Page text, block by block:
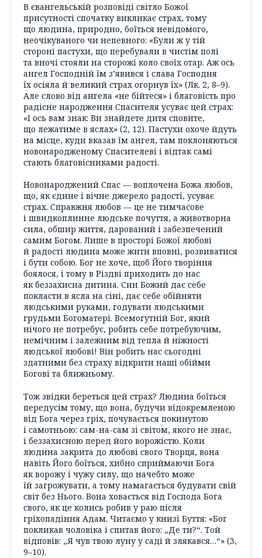
В євангельській розповіді світло Божої
присутності спочатку викликає страх, тому
що людина, природно, боїться невідомого,
неочікуваного чи непевного: «Були ж у тій
стороні пастухи, що перебували в чистім полі
та вночі стояли на сторожі коло своїх отар. Аж ось
ангел Господній їм з’явився і слава Господня
їх осіяла й великий страх огорнув їх» (Лк. 2, 8–9).
Але слово від ангела «не бійтеся» і благовість про
радісне народження Спасителя усуває цей страх:
«І ось вам знак: Ви знайдете дитя сповите,
що лежатиме в яслах» (2, 12). Пастухи охоче йдуть
на місце, куди вказав їм ангел, там поклоняються
новонародженому Спасителеві і відтак самі
стають благовісниками радості.
Новонароджений Спас — воплочена Божа любов,
що, як єдине і вічне джерело радості, усуває
страх. Справжня любов — це не тимчасове
і швидкоплинне людське почуття, а животворна
сила, обшир життя, дарований і забезпечений
самим Богом. Лише в просторі Божої любові
й радості людина може жити вповні, розвиватися
і бути собою. Бог не хоче, щоб Його творіння
боялося, і тому в Різдві приходить до нас
як беззахисна дитина. Син Божий дає себе
покласти в ясла на сіні, дає себе обійняти
людськими руками, годувати людськими
грудьми Богоматері. Всемогутній Бог, який
нічого не потребує, робить себе потребуючим,
немічним і залежним від тепла й ніжності
людської любові! Він робить нас сьогодні
здатними без страху відкрити наші обійми
Богові та ближньому.
Тож звідки береться цей страх? Людина боїться
передусім тому, що вона, будучи відокремленою
від Бога через гріх, почувається покинутою
і самотньою: сам-на-сам зі світом, якого не знає,
і беззахисною перед його ворожістю. Коли
людина закрита до любові свого Творця, вона
навіть Його боїться, хибно сприймаючи Бога
як ворожу і чужу силу, що начебто може
їй загрожувати, а тому намагається будувати свій
світ без Нього. Вона ховається від Господа Бога
свого, як це колись робив у раю після
гріхопадіння Адам. Читаємо у книзі Буття: «Бог
покликав чоловіка і спитав його: „Де ти?“. Той
відповів: „Я чув твою луну у саді й злякався…“» (3,
9–10).